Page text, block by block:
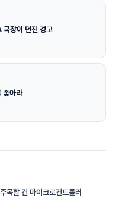
장이 던진 경고
좇아라
목할 건 마이크로컨트롤러